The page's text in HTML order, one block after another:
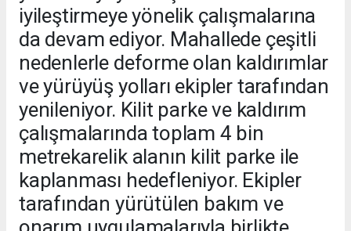
iyileştirmeye yönelik çalışmalarına
da devam ediyor. Mahallede çeşitli
nedenlerle deforme olan kaldırımlar
ve yürüyüş yolları ekipler tarafından
yenileniyor. Kilit parke ve kaldırım
çalışmalarında toplam 4 bin
metrekarelik alanın kilit parke ile
kaplanması hedefleniyor. Ekipler
tarafından yürütülen bakım ve